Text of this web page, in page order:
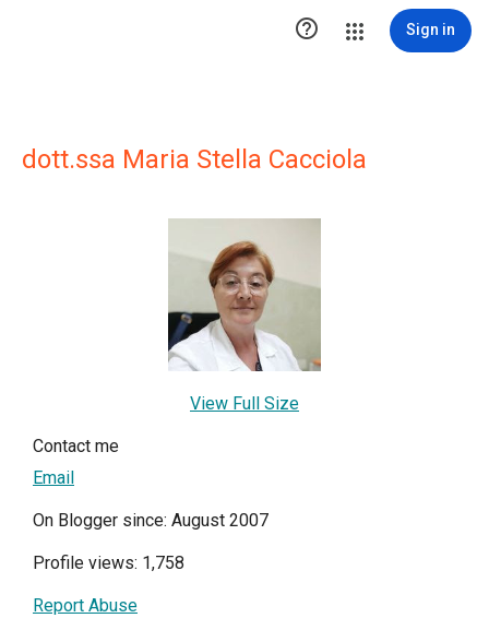
 Sign in
dott.ssa Maria Stella Cacciola
View Full Size
Contact me
Email
On Blogger since: August 2007
Profile views: 1,758
Report Abuse